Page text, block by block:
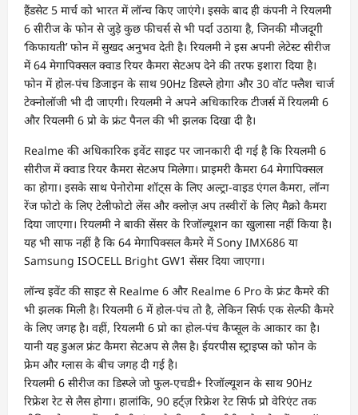
हैंडसेट 5 मार्च को भारत में लॉन्च किए जाएंगे। इसके बाद ही कंपनी ने रियलमी
6 सीरीज के फोन से जुड़े कुछ फीचर्स से भी पर्दा उठाया है, जिनकी मौजदूगी
‘किफायती’ फोन में सुखद अनुभव देती है। रियलमी ने इस अपनी लेटेस्ट सीरीज
में 64 मेगापिक्सल क्वाड रियर कैमरा सेटअप देने की तरफ इशारा दिया है।
फोन में होल-पंच डिजाइन के साथ 90Hz डिस्प्ले होगा और 30 वॉट फ्लैश चार्ज
टेक्नोलॉजी भी दी जाएगी। रियलमी ने अपने अधिकारिक टीजर्स में रियलमी 6
और रियलमी 6 प्रो के फ्रंट पैनल की भी झलक दिखा दी है।
Realme की अधिकारिक इवेंट साइट पर जानकारी दी गई है कि रियलमी 6
सीरीज में क्वाड रियर कैमरा सेटअप मिलेगा। प्राइमरी कैमरा 64 मेगापिक्सल
का होगा। इसके साथ पेनोरोमा शॉट्स के लिए अल्ट्रा-वाइड एंगल कैमरा, लॉन्ग
रेंज फोटो के लिए टेलीफोटो लेंस और क्लोज़ अप तस्वीरों के लिए मैक्रो कैमरा
दिया जाएगा। रियलमी ने बाकी सेंसर के रिजॉल्यूशन का खुलासा नहीं किया है।
यह भी साफ नहीं है कि 64 मेगापिक्सल कैमरे में Sony IMX686 या
Samsung ISOCELL Bright GW1 सेंसर दिया जाएगा।
लॉन्च इवेंट की साइट से Realme 6 और Realme 6 Pro के फ्रंट कैमरे की
भी झलक मिली है। रियलमी 6 में होल-पंच तो है, लेकिन सिर्फ एक सेल्फी कैमरे
के लिए जगह है। वहीं, रियलमी 6 प्रो का होल-पंच कैप्सूल के आकार का है।
यानी यह डुअल फ्रंट कैमरा सेटअप से लैस है। ईयरपीस स्ट्राइप्स को फोन के
फ्रेम और ग्लास के बीच जगह दी गई है।
रियलमी 6 सीरीज का डिस्प्ले जो फुल-एचडी+ रिजॉल्यूशन के साथ 90Hz
रिफ्रेश रेट से लैस होगा। हालांकि, 90 हर्ट्ज़ रिफ्रेश रेट सिर्फ प्रो वेरिएंट तक